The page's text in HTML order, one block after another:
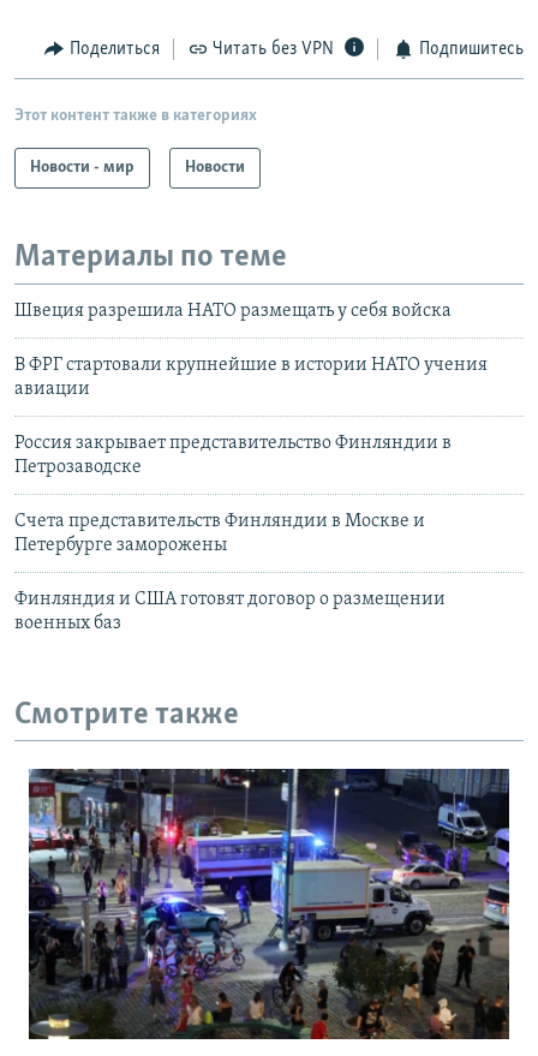
Поделиться Читать без VPN Подпишитесь
Этот контент также в категориях
Новости - мир Новости
Материалы по теме
Швеция разрешила НАТО размещать у себя войска
В ФРГ стартовали крупнейшие в истории НАТО учения
авиации
Россия закрывает представительство Финляндии в
Петрозаводске
Счета представительств Финляндии в Москве и
Петербурге заморожены
Финляндия и США готовят договор о размещении
военных баз
Смотрите также